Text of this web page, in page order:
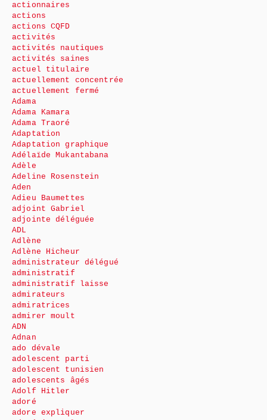
actionnaires
actions
actions CQFD
activités
activités nautiques
activités saines
actuel titulaire
actuellement concentrée
actuellement fermé
Adama
Adama Kamara
Adama Traoré
Adaptation
Adaptation graphique
Adélaïde Mukantabana
Adèle
Adeline Rosenstein
Aden
Adieu Baumettes
adjoint Gabriel
adjointe déléguée
ADL
Adlène
Adlène Hicheur
administrateur délégué
administratif
administratif laisse
admirateurs
admiratrices
admirer moult
ADN
Adnan
ado dévale
adolescent parti
adolescent tunisien
adolescents âgés
Adolf Hitler
adoré
adore expliquer